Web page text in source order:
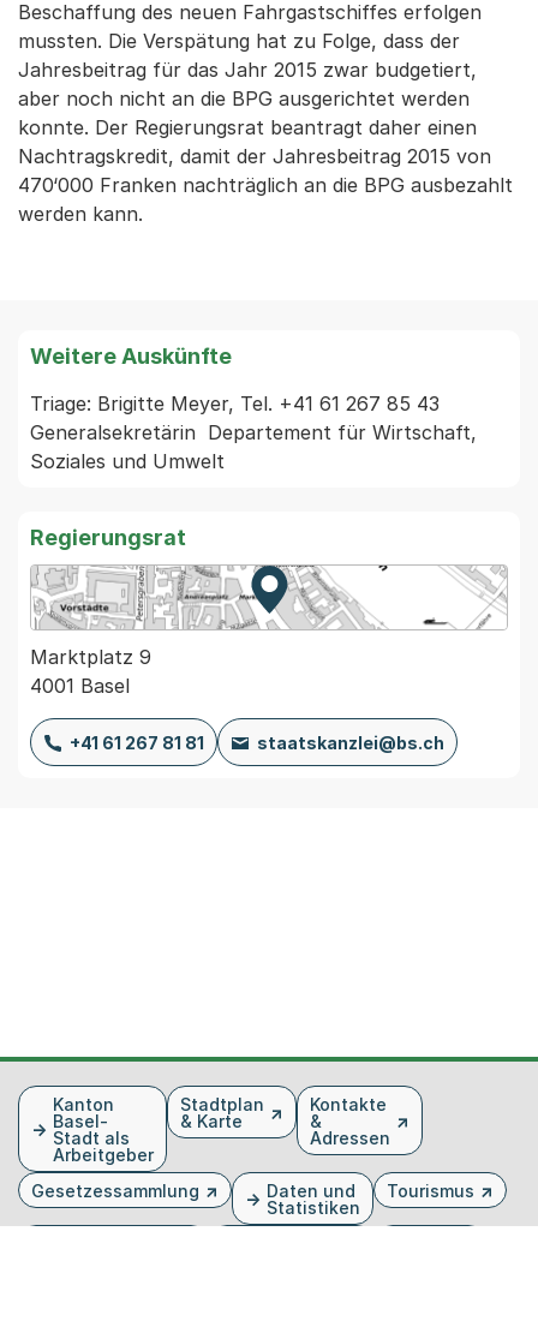
Beschaffung des neuen Fahrgastschiffes erfolgen
mussten. Die Verspätung hat zu Folge, dass der
Jahresbeitrag für das Jahr 2015 zwar budgetiert,
aber noch nicht an die BPG ausgerichtet werden
konnte. Der Regierungsrat beantragt daher einen
Nachtragskredit, damit der Jahresbeitrag 2015 von
470‘000 Franken nachträglich an die BPG ausbezahlt
werden kann.
Weitere Auskünfte
Triage: Brigitte Meyer, Tel. +41 61 267 85 43
Generalsekretärin  Departement für Wirtschaft,
Soziales und Umwelt
Regierungsrat
Zur Karte von MapBS.
Externer Link, wird in einem
Marktplatz 9
4001 Basel
+41 61 267 81 81 staatskanzlei@bs.ch
FusszeileKanton
Basel-
Stadt als
Arbeitgeber
Stadtplan
& Karte
Kontakte
&
Adressen
Gesetzessammlung
Daten und
Statistiken
Tourismus